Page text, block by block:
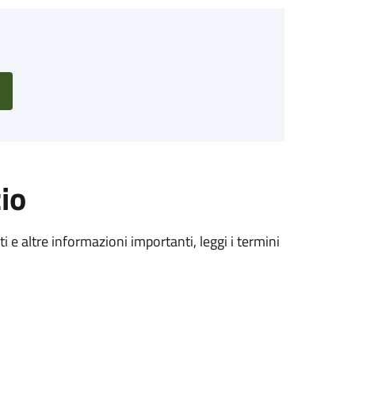
e altre informazioni importanti, leggi i termini